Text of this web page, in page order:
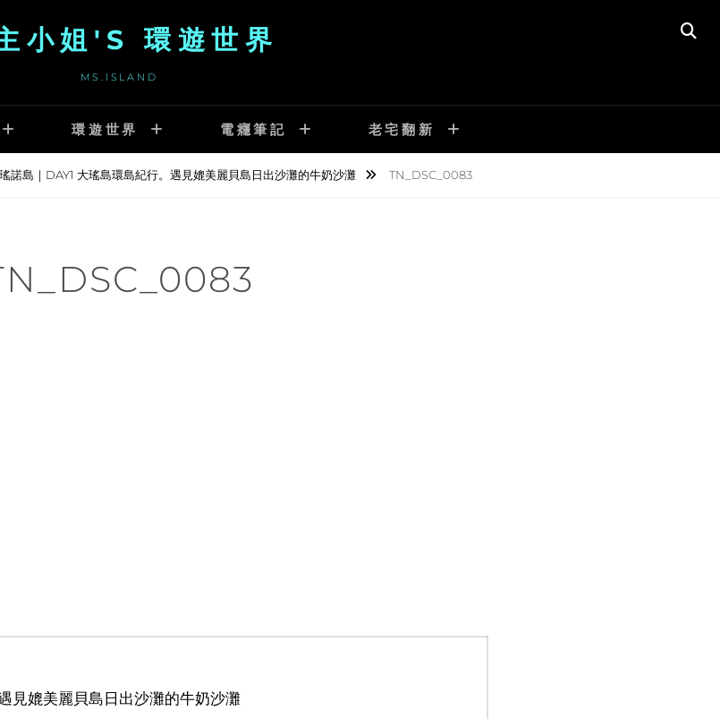
小姐'S 環遊世界
MS.ISLAND
環遊世界 電癮筆記 老宅翻新
瑤諾島｜DAY1 大瑤島環島紀行。遇見媲美麗貝島日出沙灘的牛奶沙灘 TN_DSC_0083
見媲美麗貝島日出沙灘的牛奶沙灘